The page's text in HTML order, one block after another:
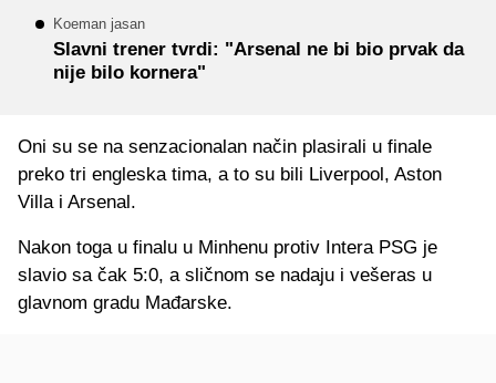
Koeman jasan
Slavni trener tvrdi: "Arsenal ne bi bio prvak da
nije bilo kornera"
Oni su se na senzacionalan način plasirali u finale
preko tri engleska tima, a to su bili Liverpool, Aston
Villa i Arsenal.
Nakon toga u finalu u Minhenu protiv Intera PSG je
slavio sa čak 5:0, a sličnom se nadaju i vešeras u
glavnom gradu Mađarske.